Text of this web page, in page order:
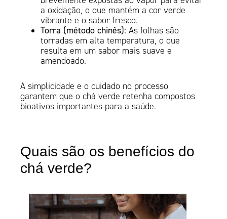
a oxidação, o que mantém a cor verde
vibrante e o sabor fresco.
Torra (método chinês):As folhas são
torradas em alta temperatura, o que
resulta em um sabor mais suave e
amendoado.
A simplicidade e o cuidado no processo
garantem que o chá verde retenha compostos
bioativos importantes para a saúde.
Quais são os benefícios do
chá verde?